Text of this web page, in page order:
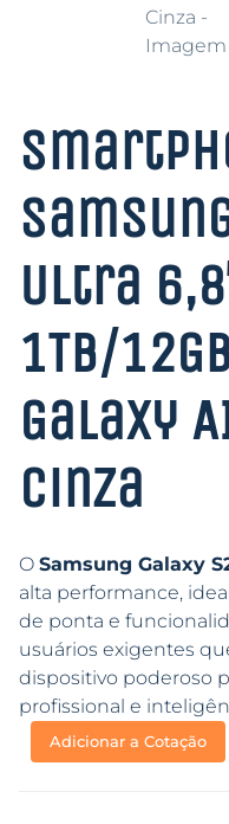
Ultra
1TB/
Galaxy
Cinza
O Samsung Galaxy
alta performance,
de ponta e
usuários exigentes
dispositivo poderoso
profissional e
Adicionar a Cotação